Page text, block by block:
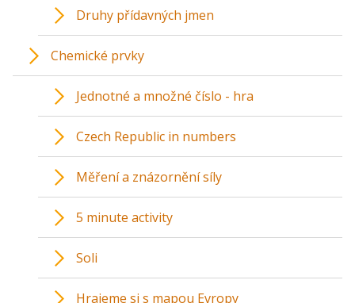
Druhy přídavných jmen
Chemické prvky
Jednotné a množné číslo - hra
Czech Republic in numbers
Měření a znázornění síly
5 minute activity
Soli
Hrajeme si s mapou Evropy